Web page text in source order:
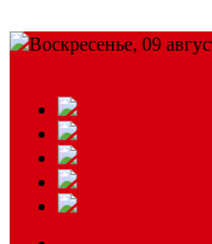
Воскресенье, 09